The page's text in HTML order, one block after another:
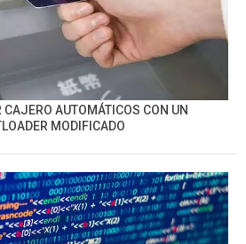
CAJERO AUTOMÁTICOS CON UN
MODIFICADO